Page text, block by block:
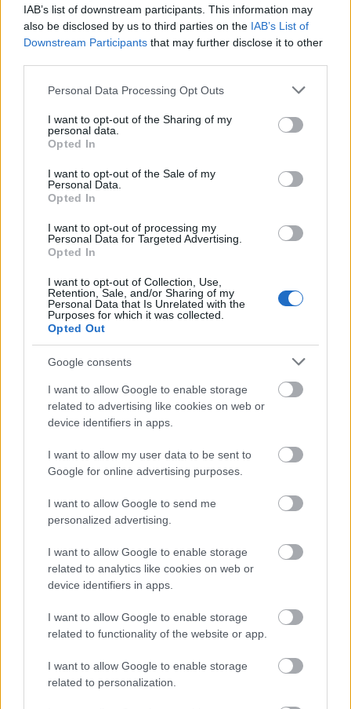
IAB’s list of downstream participants. This information may
also be disclosed by us to third parties on the IAB’s List of
Downstream Participants that may further disclose it to other
Please note that this website/app uses one or more Google
not limited to your visit or usage behaviour. You may click to
grant or deny consent to Google and its third-party tags to
use your data for below specified purposes in below Google
consent section.
Personal Data Processing Opt Outs
I want to opt-out of the Sharing of my
personal data.
Opted In
I want to opt-out of the Sale of my
Personal Data.
Opted In
I want to opt-out of processing my
Personal Data for Targeted Advertising.
Opted In
I want to opt-out of Collection, Use,
Retention, Sale, and/or Sharing of my
Personal Data that Is Unrelated with the
Purposes for which it was collected.
Opted Out
Google consents
I want to allow Google to enable storage
related to advertising like cookies on web or
device identifiers in apps.
I want to allow my user data to be sent to
Google for online advertising purposes.
I want to allow Google to send me
personalized advertising.
I want to allow Google to enable storage
related to analytics like cookies on web or
device identifiers in apps.
I want to allow Google to enable storage
related to functionality of the website or app.
I want to allow Google to enable storage
related to personalization.
Alvin Lee a Ten Years Afterrel 1994-ben
fellépett a második Sziget fesztiválon - a
Eurowoodstockon -, 2010 őszén pedig a
Budapest Blues Legends Fesztivál vendége
volt.
Forrás:MTI
Anglia Zene
ELSTARTOLT A MŰVÉSZETEK VÖLGYE
„AZ EMBERT EMBERRÉ TETTE…” – VASÁRNAP
ZÁRT A DOMBOS FEST